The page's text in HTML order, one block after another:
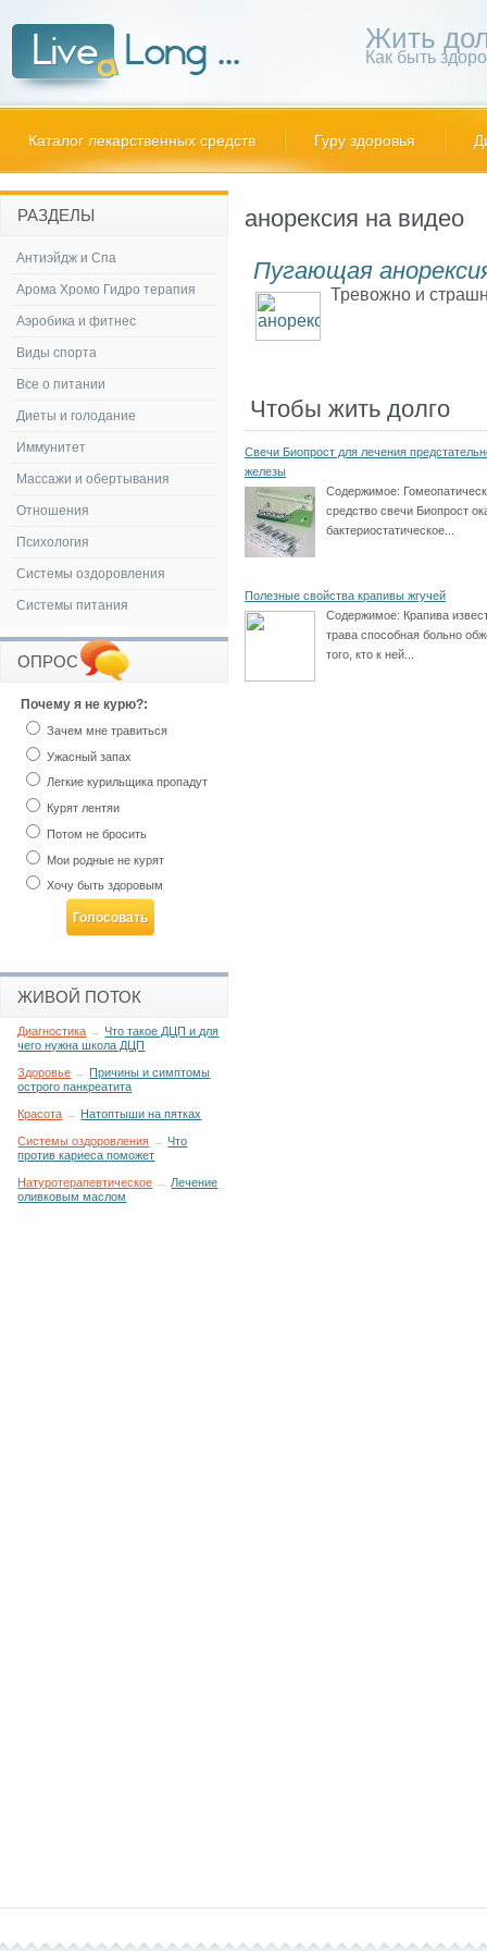
Жить
Как быть
Каталог лекарственных средств Гуру здоровья
анорексия на видео
Пугающая
Тревожно и
Чтобы жить долго
Свечи Биопрост для лечения
железы
Содержимое:
средство свечи Биопрост
бактериостатическое...
Полезные свойства крапивы жгучей
Содержимое: Крапива
трава способная больно
того, кто к ней...
РАЗДЕЛЫ
Антиэйдж и Спа
Арома Хромо Гидро терапия
Аэробика и фитнес
Виды спорта
Все о питании
Диеты и голодание
Иммунитет
Массажи и обертывания
Отношения
Психология
Системы оздоровления
Системы питания
ОПРОС
Почему я не курю?:
Зачем мне травиться
Ужасный запах
Легкие курильщика пропадут
Курят лентяи
Потом не бросить
Мои родные не курят
Хочу быть здоровым
ЖИВОЙ ПОТОК
Диагностика →Что такое ДЦП и для
чего нужна школа ДЦП
Здоровье → Причины и симптомы
острого панкреатита
Красота → Натоптыши на пятках
Системы оздоровления →Что
против кариеса поможет
Натуротерапевтическое → Лечение
оливковым маслом